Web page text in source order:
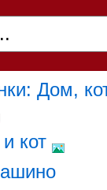
Дом,
кот